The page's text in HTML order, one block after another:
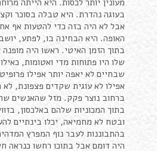
מעונין יותר לכסות. היא הייתה
בעוגה נהדרת. היא טבלה בסוכר
אבל לא היה בזה כדי להטעות אף
האופה. היא הבחינה בו, לפתע,
בתוך הזמן האיטי. ראשו היה מופנה
שלו היו פתוחות מדי ואטומות,
שבחיים לא יאפה יותר אפילו
אפילו לא עוגית שקדים פצפונת, לא
ברחוב נוצר פקק. מזל שהאנשים
בתוך המכוניות שלהם באלכסון,
ובטח לא מחמיאה, יכלו בינתיים
בהתבוננות לעבר נוף המפרץ
היה דומם אבל בתוכו רחשו כנראה